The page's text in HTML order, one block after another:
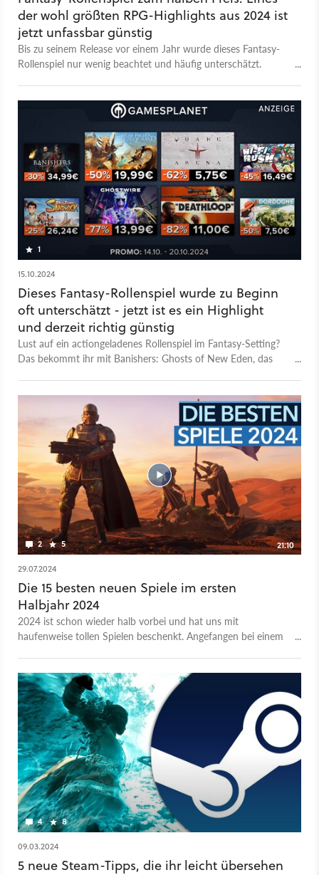
der wohl größten RPG-Highlights aus 2024 ist
jetzt unfassbar günstig
Bis zu seinem Release vor einem Jahr wurde dieses Fantasy-
Rollenspiel nur wenig beachtet und häufig unterschätzt.
1
15.10.2024
Dieses Fantasy-Rollenspiel wurde zu Beginn
oft unterschätzt - jetzt ist es ein Highlight
und derzeit richtig günstig
Lust auf ein actiongeladenes Rollenspiel im Fantasy-Setting?
Das bekommt ihr mit Banishers: Ghosts of New Eden, das
2 5
21:10
29.07.2024
Die 15 besten neuen Spiele im ersten
Halbjahr 2024
2024 ist schon wieder halb vorbei und hat uns mit
haufenweise tollen Spielen beschenkt. Angefangen bei einem
großen Anklang in der Community gefunden hat. Weil es so
viele tolle Spiele 2024 gibt, konzentrieren wir uns in dieser
Liste entsprechend auf wirklich auf komplett neue Titel.
Entsprechend werdet ihr hier keine Remaster oder Remakes
finden. Los geht's!
4 8
09.03.2024
5 neue Steam-Tipps, die ihr leicht übersehen